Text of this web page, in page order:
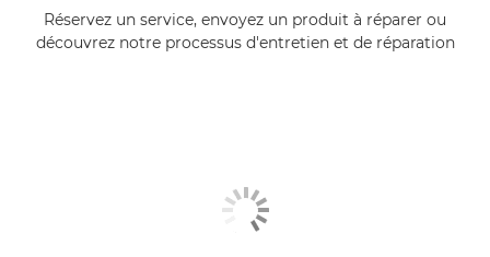
Réservez un service, envoyez un produit à réparer ou
découvrez notre processus d'entretien et de réparation